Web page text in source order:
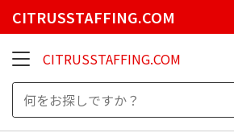
CITRUSSTAFFING.COM
CITRUSSTAFFING.COM